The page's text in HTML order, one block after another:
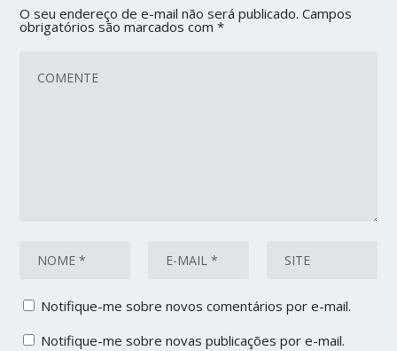
O seu endereço de e-mail não será publicado. Campos
obrigatórios são marcados com*
Notifique-me sobre novos comentários por e-mail.
Notifique-me sobre novas publicações por e-mail.